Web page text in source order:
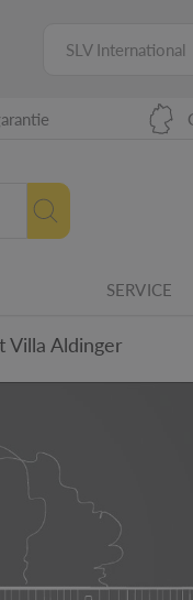
SLV International
SERVICE
Villa Aldinger